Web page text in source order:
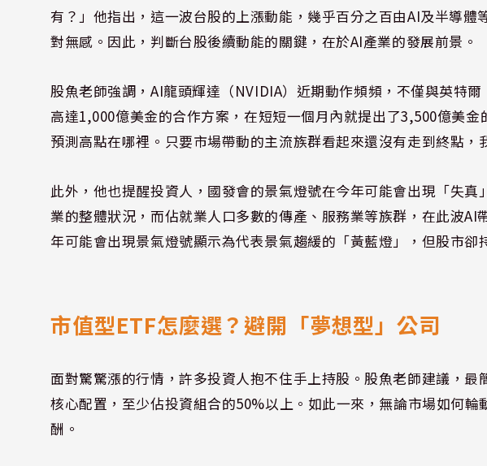
有？」他指出，這一波台股的上漲動能，幾乎百分之百由AI及半導體
對無感。因此，判斷台股後續動能的關鍵，在於AI產業的發展前景。
股魚老師強調，AI龍頭輝達（NVIDIA）近期動作頻頻，不僅與英特
高達1,000億美金的合作方案，在短短一個月內就提出了3,500億美
預測高點在哪裡。只要市場帶動的主流族群看起來還沒有走到終點，
此外，他也提醒投資人，國發會的景氣燈號在今年可能會出現「失
業的整體狀況，而佔就業人口多數的傳產、服務業等族群，在此波AI
年可能會出現景氣燈號顯示為代表景氣趨緩的「黃藍燈」，但股市卻
市值型ETF怎麼選？避開「夢想型」公司
面對驚驚漲的行情，許多投資人抱不住手上持股。股魚老師建議，
核心配置，至少佔投資組合的50%以上。如此一來，無論市場如何
酬。